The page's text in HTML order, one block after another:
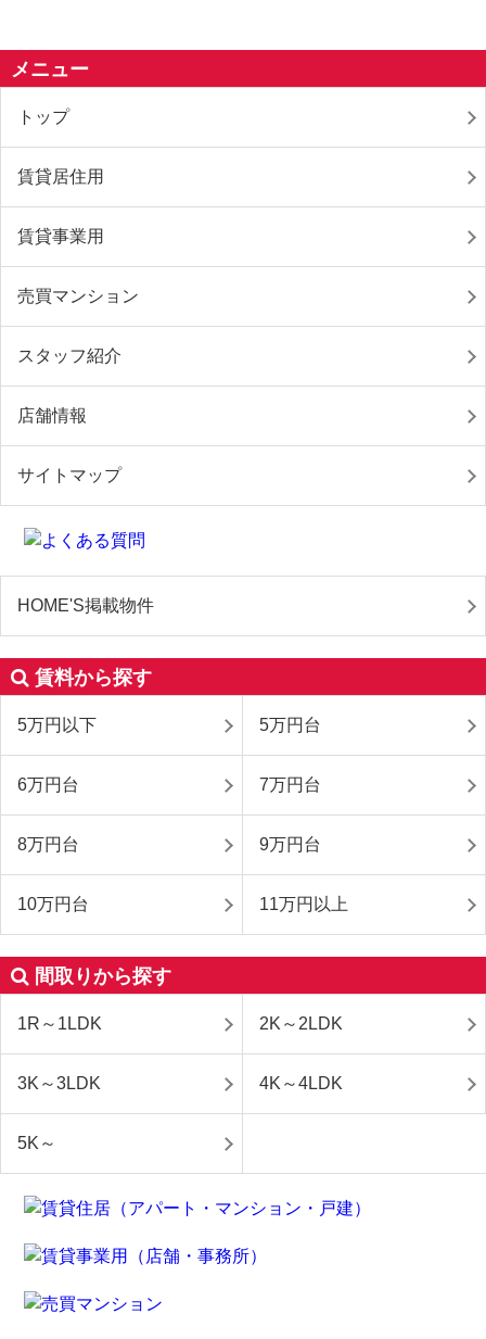
メニュー
トップ
賃貸居住用
賃貸事業用
売買マンション
スタッフ紹介
店舗情報
サイトマップ
HOME'S掲載物件
賃料から探す
5万円以下 5万円台
6万円台 7万円台
8万円台 9万円台
10万円台 11万円以上
間取りから探す
1R～1LDK 2K～2LDK
3K～3LDK 4K～4LDK
5K～